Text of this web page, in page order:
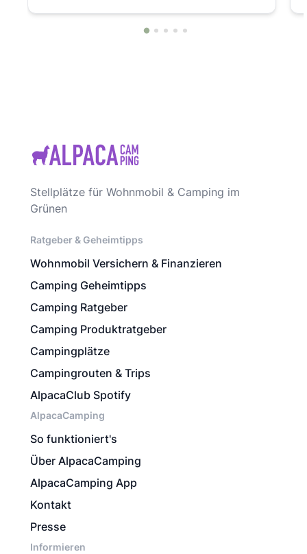
Stellplätze für Wohnmobil & Camping im
Grünen
Ratgeber & Geheimtipps
Wohnmobil Versichern & Finanzieren
Camping Geheimtipps
Camping Ratgeber
Camping Produktratgeber
Campingplätze
Campingrouten & Trips
AlpacaClub Spotify
AlpacaCamping
So funktioniert's
Über AlpacaCamping
AlpacaCamping App
Kontakt
Presse
Informieren